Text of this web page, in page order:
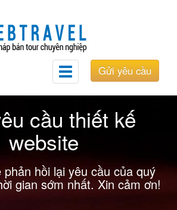
Gửi yêu cầu
Toggle
navigation
cầu thiết kế
website
phản hồi lại yêu cầu của quý
gian sớm nhất. Xin cảm ơn!